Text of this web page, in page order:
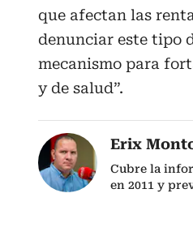
que afectan las
denunciar este tipo
mecanismo para
y de salud”.
Erix
Cubre la
en 2011 y